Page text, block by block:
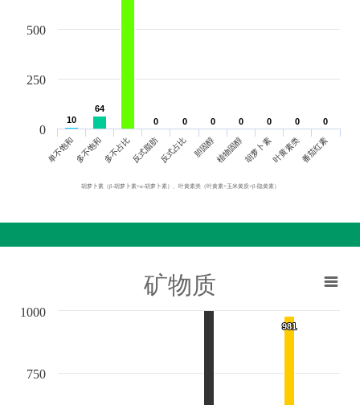
胡萝卜素（β-胡萝卜素+α-胡萝卜素）、叶黄素类（叶黄素+玉米黄质+β-隐黄素）
10
10
64
64
0
0 0
0 0
0 0
0 0
0 0
0 0
0
单不饱和多不饱和多不占比反式脂肪反式占比 胆固醇植物固醇胡萝卜素叶黄素类番茄红素
0
250
500
矿物质
981
981
750
1000